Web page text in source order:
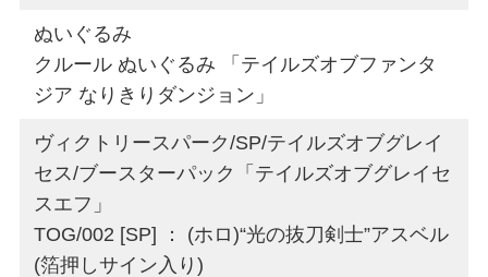
ぬいぐるみ
クルール ぬいぐるみ 「テイルズオブファンタ
ジア なりきりダンジョン」
ヴィクトリースパーク/SP/テイルズオブグレイ
セス/ブースターパック「テイルズオブグレイセ
スエフ」
TOG/002 [SP] ： (ホロ)“光の抜刀剣士”アスベル
(箔押しサイン入り)